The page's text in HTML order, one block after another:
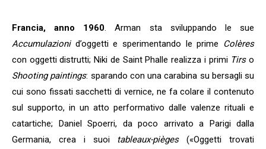
Francia, anno 1960 . Arman sta sviluppando le sue
Accumulazionid’oggetti e sperimentando le prime Colères
con oggetti distrutti; Niki de Saint Phalle realizza i primi Tirso
Shooting paintings: sparando con una carabina su bersagli su
cui sono fissati sacchetti di vernice, ne fa colare il contenuto
sul supporto, in un atto performativo dalle valenze rituali e
catartiche; Daniel Spoerri, da poco arrivato a Parigi dalla
Germania, crea i suoi tableaux-pièges(«Oggetti trovati